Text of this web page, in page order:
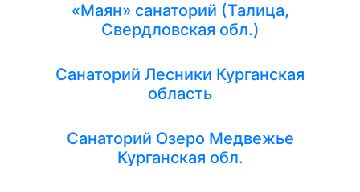
«Маян» санаторий (Талица,
Свердловская обл.)
Санаторий Лесники Курганская
область
Санаторий Озеро Медвежье
Курганская обл.